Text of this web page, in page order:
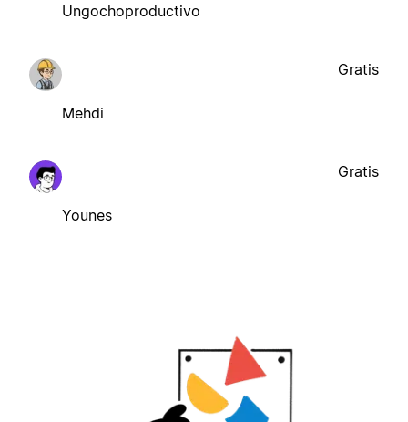
Ungochoproductivo
Mehdi
Gratis
Younes
Gratis